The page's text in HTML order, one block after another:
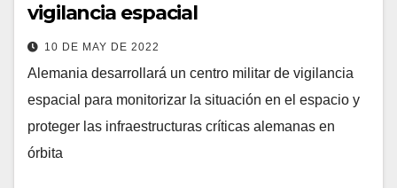
vigilancia espacial
10 DE MAY DE 2022
Alemania desarrollará un centro militar de vigilancia
espacial para monitorizar la situación en el espacio y
proteger las infraestructuras críticas alemanas en
órbita